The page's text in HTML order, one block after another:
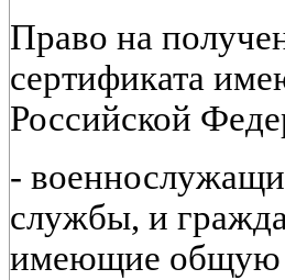
Право на
сертификата
Российской
-
службы, и
имеющие общую